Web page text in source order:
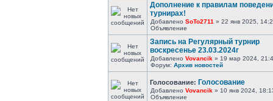
Дополнение к правилам
турнирах!
Добавлено SoTo2711 » 22 янв 2025,
Объявление
Запись на Регулярный турнир
воскресенье 23.03.2024г
Добавлено Vovancik » 19 мар 2024,
Форум: Архив новостей
Голосование: Голосование
Добавлено Vovancik » 10 янв 2024,
Объявление